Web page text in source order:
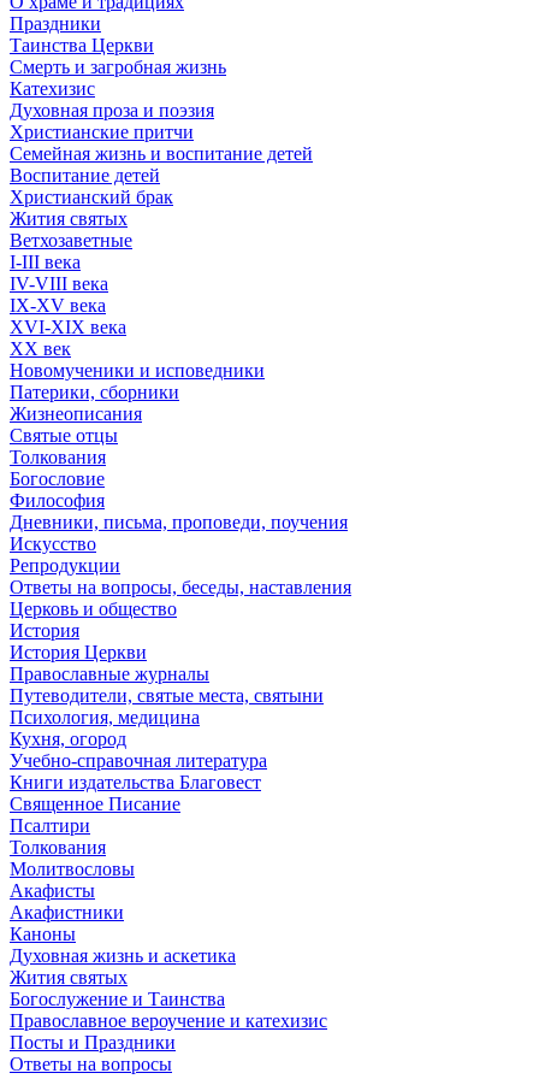
Праздники
Таинства Церкви
Смерть и загробная жизнь
Катехизис
Духовная проза и поэзия
Христианские притчи
Семейная жизнь и воспитание детей
Воспитание детей
Христианский брак
Жития святых
Ветхозаветные
I-III века
IV-VIII века
IX-XV века
XVI-XIX века
XX век
Новомученики и исповедники
Патерики, сборники
Жизнеописания
Святые отцы
Толкования
Богословие
Философия
Дневники, письма, проповеди, поучения
Искусство
Репродукции
Ответы на вопросы, беседы, наставления
Церковь и общество
История
История Церкви
Православные журналы
Путеводители, святые места, святыни
Психология, медицина
Кухня, огород
Учебно-справочная литература
Книги издательства Благовест
Священное Писание
Псалтири
Толкования
Молитвословы
Акафисты
Акафистники
Каноны
Духовная жизнь и аскетика
Жития святых
Богослужение и Таинства
Православное вероучение и катехизис
Посты и Праздники
Ответы на вопросы